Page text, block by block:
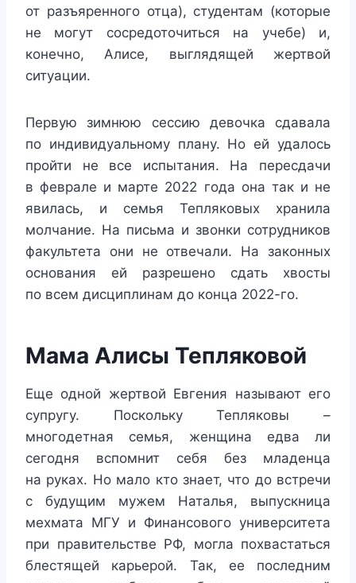
от разъяренного отца), студентам (которые
не могут сосредоточиться на учебе) и,
конечно, Алисе, выглядящей жертвой
ситуации.
Первую зимнюю сессию девочка сдавала
по индивидуальному плану. Но ей удалось
пройти не все испытания. На пересдачи
в феврале и марте 2022 года она так и не
явилась, и семья Тепляковых хранила
молчание. На письма и звонки сотрудников
факультета они не отвечали. На законных
основания ей разрешено сдать хвосты
по всем дисциплинам до конца 2022-го.
Мама Алисы Тепляковой
Еще одной жертвой Евгения называют его
супругу. Поскольку Тепляковы –
многодетная семья, женщина едва ли
сегодня вспомнит себя без младенца
на руках. Но мало кто знает, что до встречи
с будущим мужем Наталья, выпускница
мехмата МГУ и Финансового университета
при правительстве РФ, могла похвастаться
блестящей карьерой. Так, ее последним